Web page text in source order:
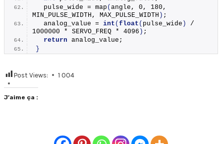
  pulse_wide =
map ( angle, 0, 180,
MIN_PULSE_WIDTH, MAX_PULSE_WIDTH ) ;
  analog_value =
int ( float ( pulse_wide )
/
1000000 * SERVO_FREQ * 4096 ) ;
return analog_value;
}
Post Views: 1 004
J’aime ça :